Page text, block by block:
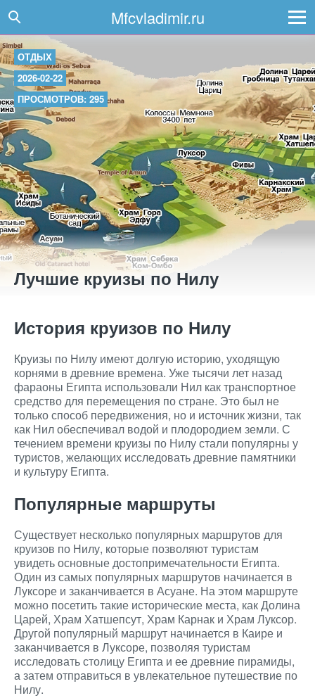
Mfcvladimir.ru
ОТДЫХ
2026-02-22
ПРОСМОТРОВ: 295
Лучшие круизы по Нилу
История круизов по Нилу
Круизы по Нилу имеют долгую историю, уходящую
корнями в древние времена. Уже тысячи лет назад
фараоны Египта использовали Нил как транспортное
средство для перемещения по стране. Это был не
только способ передвижения, но и источник жизни, так
как Нил обеспечивал водой и плодородием земли. С
течением времени круизы по Нилу стали популярны у
туристов, желающих исследовать древние памятники
и культуру Египта.
Популярные маршруты
Существует несколько популярных маршрутов для
круизов по Нилу, которые позволяют туристам
увидеть основные достопримечательности Египта.
Один из самых популярных маршрутов начинается в
Луксоре и заканчивается в Асуане. На этом маршруте
можно посетить такие исторические места, как Долина
Царей, Храм Хатшепсут, Храм Карнак и Храм Луксор.
Другой популярный маршрут начинается в Каире и
заканчивается в Луксоре, позволяя туристам
исследовать столицу Египта и ее древние пирамиды,
а затем отправиться в увлекательное путешествие по
Нилу.